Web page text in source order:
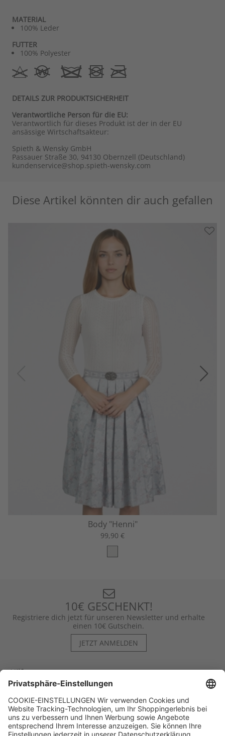
MATERIAL
100% Leder
FUTTER
100% Polyester
DETAILS ZUR PRODUKTSICHERHEIT
Verantwortliche Person für die EU:
Verantwortlich für dieses Produkt ist der in der EU
ansässige Wirtschaftsakteur:
Spieth & Wensky GmbH
Passauer Straße 30, 94130 Obernzell (Deutschland)
kundenservice@shop.spieth-wensky.com
Diese Artikel könnten dir auch gefallen
Body "Henni"
99,90 €
10€ GESCHENKT!
Registriere dich jetzt für unseren Newsletter und erhalte
einen 10€ Gutschein.
JETZT ANMELDEN
Hilfe
Kontakt
Kategorien